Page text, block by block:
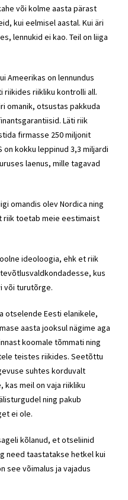
või kolme aasta pärast
kui eelmisel aastal. Kui äri
lennukid ei kao. Teil on liiga
Ameerikas on lennundus
riikides riikliku kontrolli all.
omanik, otsustas pakkuda
Läti riik
firmasse 250 miljonit
on kokku leppinud 3,3 miljardi
laenus, mille tagavad
omandis olev Nordica ning
riik toetab meie eestimaist
ideoloogia, ehk et riik
kus
või turutõrge.
otselende Eesti elanikele,
aasta jooksul nägime aga
koomale tõmmati ning
teistes riikides. Seetõttu
suhtes korduvalt
meil on vaja riikliku
ning pakub
ei ole.
kõlanud, et otseliinid
need taastatakse hetkel kui
see võimalus ja vajadus